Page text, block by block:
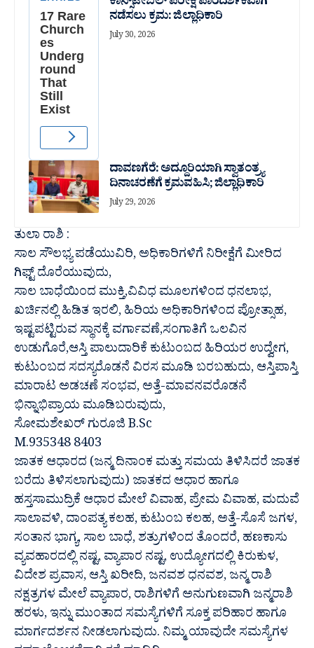
ನಡೆಸಲು ಕ್ರಮ: ಜಿಲ್ಲಾಧಿಕಾರಿ
July 30, 2026
ದಾವಣಗೆರೆ: ಅದ್ದೂರಿಯಾಗಿ ಸ್ವಾತಂತ್ರ್ಯ
ದಿನಾಚರಣೆಗೆ ಕ್ರಮವಹಿಸಿ; ಜಿಲ್ಲಾಧಿಕಾರಿ
July 29, 2026
ತುಲಾ ರಾಶಿ :
ಸಾಲ ಸೌಲಭ್ಯ ಪಡೆಯುವಿರಿ, ಅಧಿಕಾರಿಗಳಿಗೆ ನಿರೀಕ್ಷೆಗೆ ಮೀರಿದ
ಗಿಫ್ಟ್ ದೊರೆಯುವುದು,
ಸಾಲ ಬಾಧೆಯಿಂದ ಮುಕ್ತಿ,ವಿವಿಧ ಮೂಲಗಳಿಂದ ಧನಲಾಭ,
ಖರ್ಚಿನಲ್ಲಿ ಹಿಡಿತ ಇರಲಿ, ಹಿರಿಯ ಅಧಿಕಾರಿಗಳಿಂದ ಪ್ರೋತ್ಸಾಹ,
ಇಷ್ಟಪಟ್ಟಿರುವ ಸ್ಥಾನಕ್ಕೆ ವರ್ಗಾವಣೆ,ಸಂಗಾತಿಗೆ ಒಲವಿನ
ಉಡುಗೊರೆ,ಆಸ್ತಿ ಪಾಲುದಾರಿಕೆ ಕುಟುಂಬದ ಹಿರಿಯರ ಉದ್ವೇಗ,
ಕುಟುಂಬದ ಸದಸ್ಯರೊಡನೆ ವಿರಸ ಮೂಡಿ ಬರಬಹುದು, ಆಸ್ತಿಪಾಸ್ತಿ
ಮಾರಾಟ ಅಡಚಣೆ ಸಂಭವ, ಅತ್ತೆ-ಮಾವನವರೊಡನೆ
ಭಿನ್ನಾಭಿಪ್ರಾಯ ಮೂಡಿಬರುವುದು,
ಸೋಮಶೇಖರ್ ಗುರೂಜಿ B.Sc
M.935348 8403
ಜಾತಕ ಆಧಾರದ (ಜನ್ಮ ದಿನಾಂಕ ಮತ್ತು ಸಮಯ ತಿಳಿಸಿದರೆ ಜಾತಕ
ಬರೆದು ತಿಳಿಸಲಾಗುವುದು) ಜಾತಕದ ಆಧಾರ ಹಾಗೂ
ಹಸ್ತಸಾಮುದ್ರಿಕೆ ಆಧಾರ ಮೇಲೆ ವಿವಾಹ, ಪ್ರೇಮ ವಿವಾಹ, ಮದುವೆ
ಸಾಲಾವಳಿ, ದಾಂಪತ್ಯ ಕಲಹ, ಕುಟುಂಬ ಕಲಹ, ಅತ್ತೆ-ಸೊಸೆ ಜಗಳ,
ಸಂತಾನ ಭಾಗ್ಯ, ಸಾಲ ಬಾಧೆ, ಶತ್ರುಗಳಿಂದ ತೊಂದರೆ, ಹಣಕಾಸು
ವ್ಯವಹಾರದಲ್ಲಿ ನಷ್ಟ, ವ್ಯಾಪಾರ ನಷ್ಟ, ಉದ್ಯೋಗದಲ್ಲಿ ಕಿರುಕುಳ,
ವಿದೇಶ ಪ್ರವಾಸ, ಆಸ್ತಿ ಖರೀದಿ, ಜನವಶ ಧನವಶ, ಜನ್ಮ ರಾಶಿ
ನಕ್ಷತ್ರಗಳ ಮೇಲೆ ವ್ಯಾಪಾರ, ರಾಶಿಗಳಿಗೆ ಅನುಗುಣವಾಗಿ ಜನ್ಮರಾಶಿ
ಹರಳು, ಇನ್ನು ಮುಂತಾದ ಸಮಸ್ಯೆಗಳಿಗೆ ಸೂಕ್ತ ಪರಿಹಾರ ಹಾಗೂ
ಮಾರ್ಗದರ್ಶನ ನೀಡಲಾಗುವುದು. ನಿಮ್ಮ ಯಾವುದೇ ಸಮಸ್ಯೆಗಳ